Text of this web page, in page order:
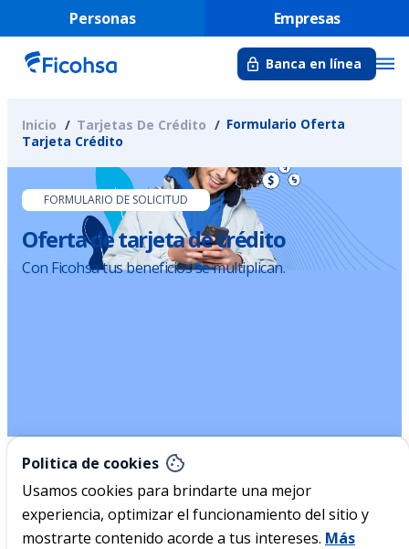
Personas Empresas
Banca en línea
Inicio Tarjetas De Crédito
Formulario Oferta
Tarjeta Crédito
FORMULARIO DE SOLICITUD
Oferta de tarjeta de crédito
Con Ficohsa tus beneficios se multiplican.
Politica de cookies
Usamos cookies para brindarte una mejor
experiencia, optimizar el funcionamiento del sitio y
mostrarte contenido acorde a tus intereses. Más
¿Ya tienes una tarjeta de crédito Ficohsa?
Conoce nuestros beneficios
Ver más